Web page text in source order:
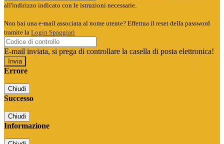
all'indirizzo indicato con le istruzioni necessarie.
Non hai una e-mail associata al nome utente? Effettua il reset della password
tramite la Login Spaggiari
E-mail inviata, si prega di controllare la casella di posta elettronica!
Errore
Chiudi
Successo
Chiudi
Informazione